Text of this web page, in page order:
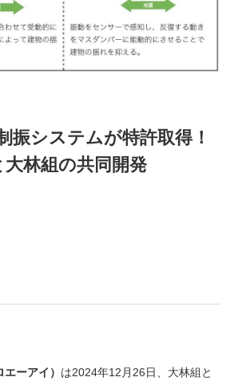
振システムが特許取得！
林組の共同開発
ーアイ） は2024年12月26日、大林組と